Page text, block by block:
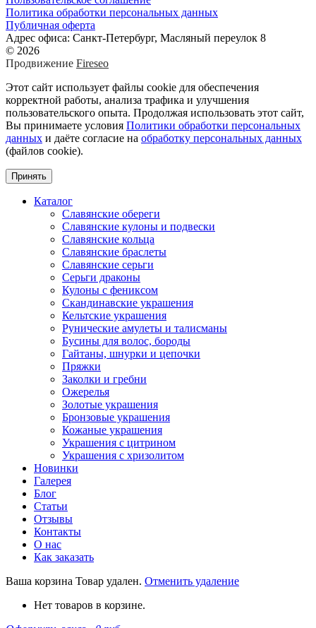
Политика обработки персональных данных
Публичная оферта
Адрес офиса: Санкт-Петербург, Масляный переулок 8
© 2026
Продвижение Fireseo
Этот сайт использует файлы cookie для обеспечения
корректной работы, анализа трафика и улучшения
пользовательского опыта. Продолжая использовать этот сайт,
Вы принимаете условия Политики обработки персональных
данных и даёте согласие на обработку персональных данных
(файлов cookie).
Принять
Каталог
Славянские обереги
Славянские кулоны и подвески
Славянские кольца
Славянские браслеты
Славянские серьги
Серьги драконы
Кулоны с фениксом
Скандинавские украшения
Кельтские украшения
Рунические амулеты и талисманы
Бусины для волос, бороды
Гайтаны, шнурки и цепочки
Пряжки
Заколки и гребни
Ожерелья
Золотые украшения
Бронзовые украшения
Кожаные украшения
Украшения с цитрином
Украшения с хризолитом
Новинки
Галерея
Блог
Статьи
Отзывы
Контакты
О нас
Как заказать
Ваша корзина Товар удален. Отменить удаление
Нет товаров в корзине.